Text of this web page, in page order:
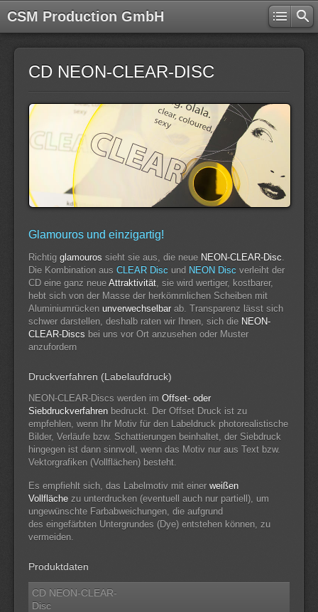
CSM Production GmbH
CD NEON-CLEAR-DISC
Glamouros und einzigartig!
Richtig glamouros sieht sie aus, die neue NEON-CLEAR-Disc
Die Kombination aus CLEAR Disc und NEON Disc verleiht der
CD eine ganz neue Attraktivität , sie wird wertiger, kostbarer,
hebt sich von der Masse der herkömmlichen Scheiben mit
Aluminiumrücken unverwechselbar ab. Transparenz lässt sich
schwer darstellen, deshalb raten wir Ihnen, sich die NEON-
CLEAR-Discs bei uns vor Ort anzusehen oder Muster
anzufordern
Druckverfahren (Labelaufdruck)
NEON-CLEAR-Discs werden im Offset- oder
Siebdruckverfahren bedruckt. Der Offset Druck ist zu
empfehlen, wenn Ihr Motiv für den Labeldruck photorealistische
Bilder, Verläufe bzw. Schattierungen beinhaltet, der Siebdruck
hingegen ist dann sinnvoll, wenn das Motiv nur aus Text bzw.
Vektorgrafiken (Vollflächen) besteht.
Es empfiehlt sich, das Labelmotiv mit einer weißen
Vollfläche zu unterdrucken (eventuell auch nur partiell), um
ungewünschte Farbabweichungen, die aufgrund
des eingefärbten Untergrundes (Dye) entstehen können, zu
vermeiden.
Produktdaten
CD NEON-CLEAR-
Disc